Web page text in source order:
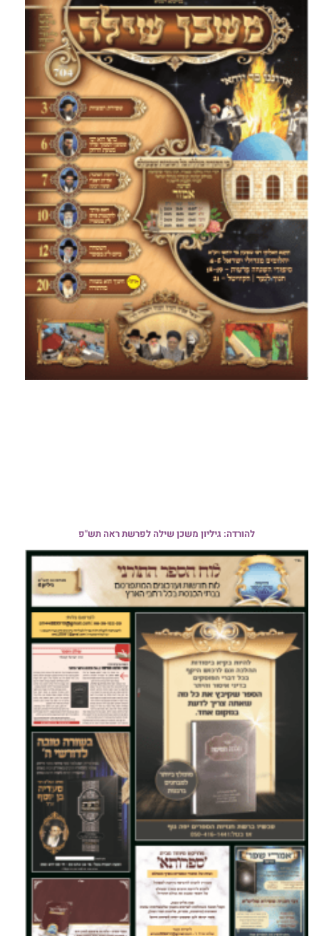
להורדה: גיליון משכן שילה לפרשת ראה תש"פ